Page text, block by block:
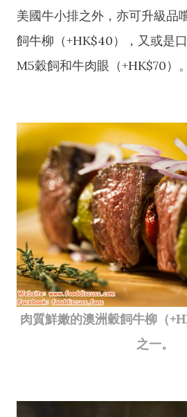
美國牛小排之外，亦可升級品
飼牛柳（+HK$40），又或是
M5穀飼和牛肉眼（+HK$70）。
肉質鮮嫩的澳洲穀飼牛柳（
之一。